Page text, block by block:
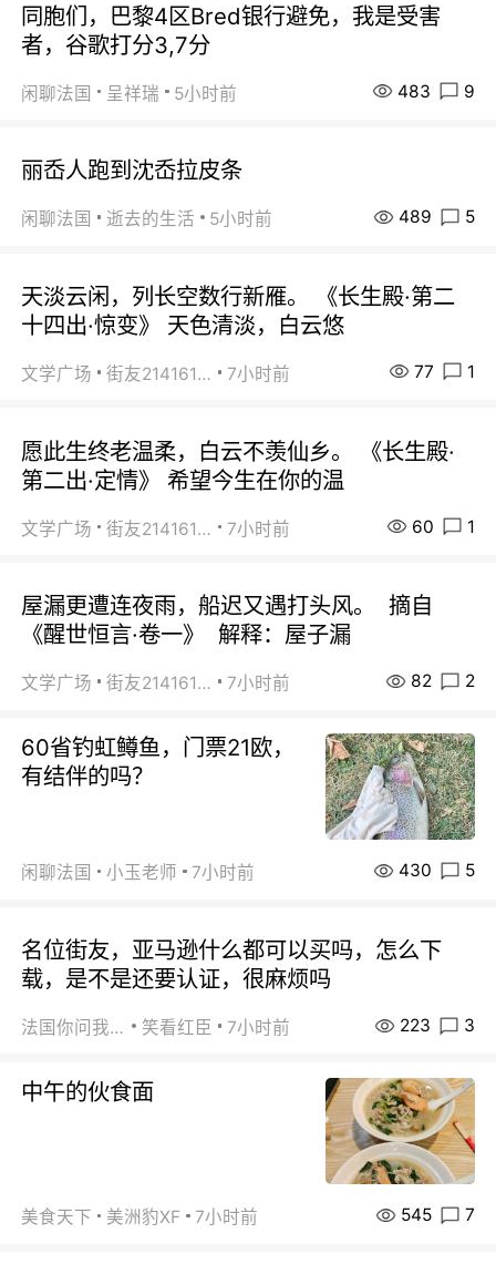
同胞们，巴黎4区Bred银行避免，我是受害
者，谷歌打分3,7分
闲聊法国 呈祥瑞 5小时前 483 9
丽岙人跑到沈岙拉皮条
闲聊法国 逝去的生活 5小时前 489 5
天淡云闲，列长空数行新雁。 《长生殿·第二
十四出·惊变》 天色清淡，白云悠
文学广场 街友21416156 7小时前 77 1
愿此生终老温柔，白云不羡仙乡。 《长生殿·
第二出·定情》 希望今生在你的温
文学广场 街友21416156 7小时前 60 1
屋漏更遭连夜雨，船迟又遇打头风。 摘自
《醒世恒言·卷一》 解释：屋子漏
文学广场 街友21416156 7小时前 82 2
60省钓虹鳟鱼，门票21欧，
有结伴的吗？
闲聊法国 小玉老师 7小时前 430 5
名位街友，亚马逊什么都可以买吗，怎么下
载，是不是还要认证，很麻烦吗
法国你问我答 笑看红臣 7小时前 223 3
中午的伙食面
美食天下 美洲豹XF 7小时前 545 7